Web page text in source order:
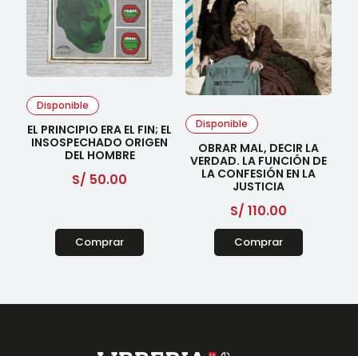
Disponible
EL PRINCIPIO ERA EL FIN; EL
INSOSPECHADO ORIGEN
DEL HOMBRE
S/ 50.00
Comprar
Disponible
OBRAR MAL, DECIR LA
VERDAD. LA FUNCIÓN DE
LA CONFESIÓN EN LA
JUSTICIA
S/ 110.00
Comprar